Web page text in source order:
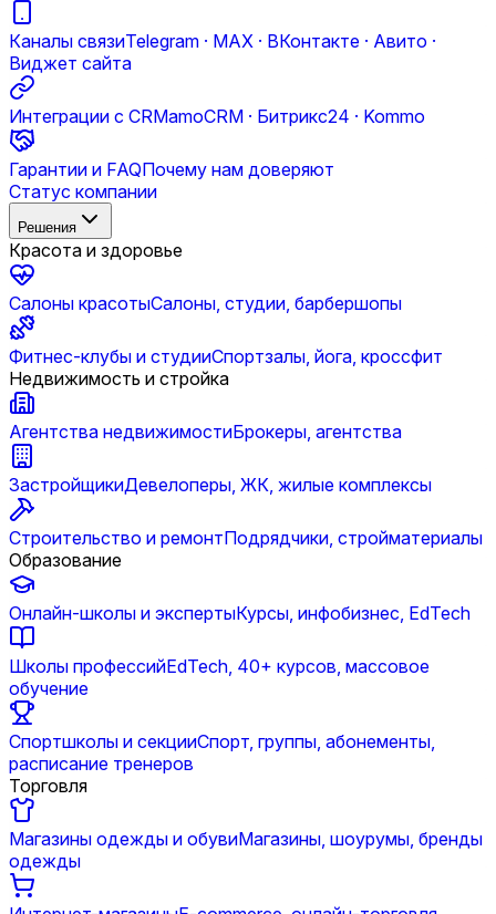
Каналы связиTelegram · MAX · ВКонтакте · Авито ·
Виджет сайта
Интеграции с CRMamoCRM · Битрикс24 · Kommo
Гарантии и FAQПочему нам доверяют
Статус компании
Решения
Красота и здоровье
Салоны красотыСалоны, студии, барбершопы
Фитнес-клубы и студииСпортзалы, йога, кроссфит
Недвижимость и стройка
Агентства недвижимостиБрокеры, агентства
ЗастройщикиДевелоперы, ЖК, жилые комплексы
Строительство и ремонтПодрядчики, стройматериалы
Образование
Онлайн-школы и экспертыКурсы, инфобизнес, EdTech
Школы профессийEdTech, 40+ курсов, массовое
обучение
Спортшколы и секцииСпорт, группы, абонементы,
расписание тренеров
Торговля
Магазины одежды и обувиМагазины, шоурумы, бренды
одежды